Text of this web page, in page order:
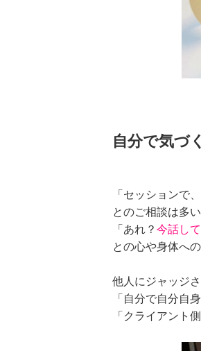
自分で気づ
「セッションで
とのご相談は多
「あれ？ 今話し
との心や身体へ
他人にジャッジ
「自分で自分自
「クライアント